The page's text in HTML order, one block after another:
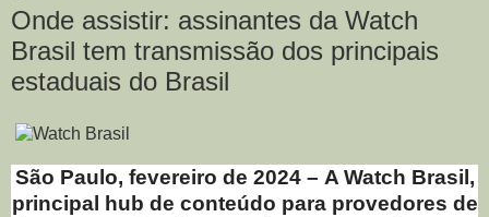
Onde assistir: assinantes da Watch
Brasil tem transmissão dos principais
estaduais do Brasil
São Paulo, fevereiro de 2024 – A Watch Brasil,
principal hub de conteúdo para provedores de